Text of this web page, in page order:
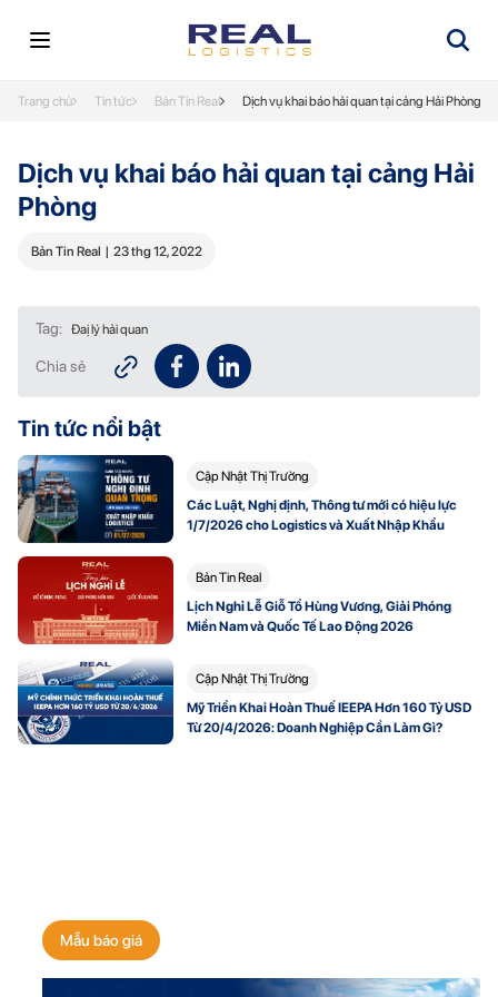
Trang chủ Tin tức Bản Tin Real Dịch vụ khai báo hải quan tại cảng Hải Phòng
Dịch vụ khai báo hải quan tại cảng Hải
Phòng
Bản Tin Real | 23 thg 12, 2022
Tag: Đaị lý hải quan
Chia sẻ
Tin tức nổi bật
Cập Nhật Thị Trường
Các Luật, Nghị định, Thông tư mới có hiệu lực
1/7/2026 cho Logistics và Xuất Nhập Khẩu
Bản Tin Real
Lịch Nghỉ Lễ Giỗ Tổ Hùng Vương, Giải Phóng
Miền Nam và Quốc Tế Lao Động 2026
Cập Nhật Thị Trường
Mỹ Triển Khai Hoàn Thuế IEEPA Hơn 160 Tỷ USD
Từ 20/4/2026: Doanh Nghiệp Cần Làm Gì?
Mẫu báo giá